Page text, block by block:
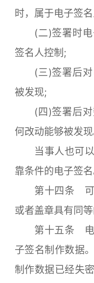
时，属于电子签
(二)签署时电
签名人控制;
(三)签署后对
被发现;
(四)签署后对
何改动能够被发现
当事人也可以
靠条件的电子签名
第十四条 可
或者盖章具有同等
第十五条 电
子签名制作数据
制作数据已经失